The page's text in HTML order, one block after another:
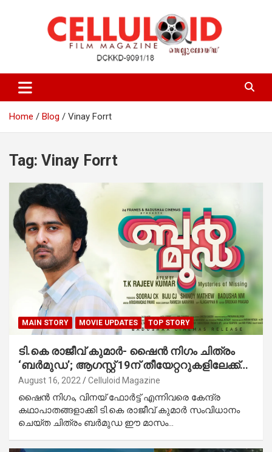
celluloid
Home Blog Vinay Forrt
Tag: Vinay Forrt
MAIN STORY MOVIE UPDATES TOP STORY
ടി.കെ രാജീവ് കുമാര്‍- ഷൈന്‍ നിഗം ചിത്രം
‘ബര്‍മുഡ’; ആഗസ്റ്റ് 19ന് തീയേറ്ററുകളിലേക്ക്…
August 16, 2022 Celluloid Magazine
ഷൈന്‍ നിഗം, വിനയ് ഫോര്‍ട്ട് എന്നിവരെ കേന്ദ്ര
കഥാപാതങ്ങളാക്കി ടി.കെ രാജീവ് കുമാര്‍ സംവിധാനം
ചെയ്ത ചിത്രം ബര്‍മുഡ ഈ മാസം…